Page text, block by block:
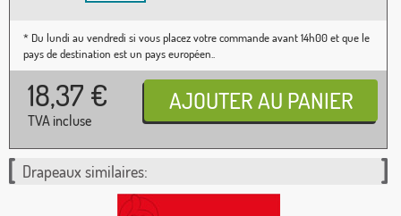
* Du lundi au vendredi si vous placez votre commande avant 14h00 et que le
pays de destination est un pays européen..
18,37 €
TVA incluse
Drapeaux similaires: